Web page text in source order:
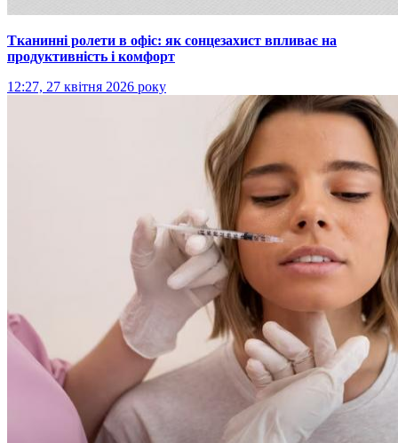
Тканинні ролети в офіс: як сонцезахист впливає на
продуктивність і комфорт
12:27, 27 квітня 2026 року